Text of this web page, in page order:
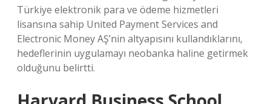
Türkiye elektronik para ve ödeme hizmetleri
lisansına sahip United Payment Services and
Electronic Money AŞ’nin altyapısını kullandıklarını,
hedeflerinin uygulamayı neobanka haline getirmek
olduğunu belirtti.